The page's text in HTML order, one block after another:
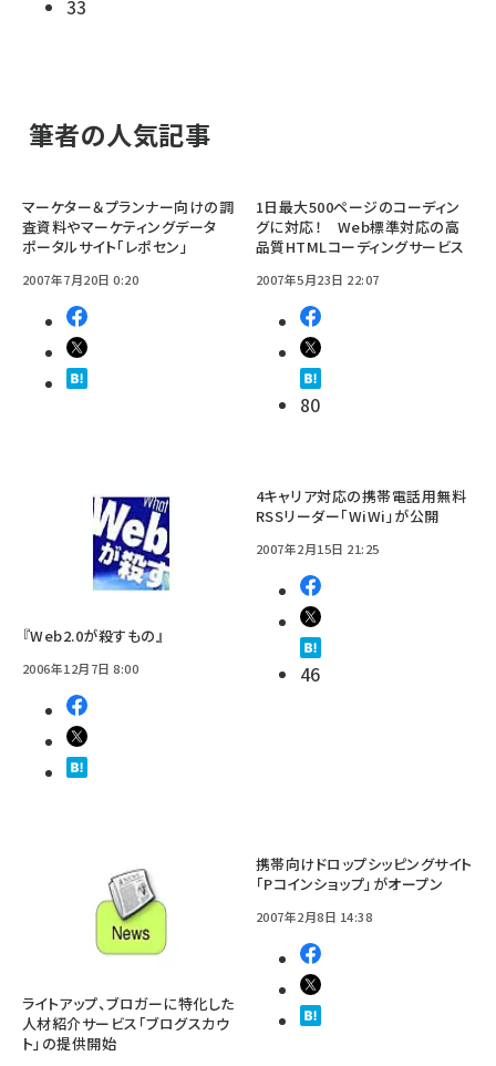
33
筆者の人気記事
マーケター＆プランナー向けの調
査資料やマーケティングデータ
ポータルサイト「レポセン」
2007年7月20日 0:20
1日最大500ページのコーディン
グに対応！ Web標準対応の高
品質HTMLコーディングサービス
2007年5月23日 22:07
80
『Web2.0が殺すもの』
2006年12月7日 8:00
4キャリア対応の携帯電話用無料
RSSリーダー「WiWi」が公開
2007年2月15日 21:25
46
ライトアップ、ブロガーに特化した
人材紹介サービス「ブログスカウ
ト」の提供開始
携帯向けドロップシッピングサイト
「Pコインショップ」がオープン
2007年2月8日 14:38